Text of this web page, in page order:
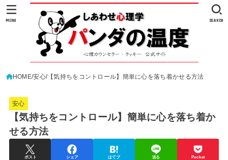
SEARCH
MENU
HOME 安心 【気持ちをコントロール】簡単に心を落ち着かせる方法
安心
【気持ちをコントロール】簡単に心を落ち着か
せる方法
ポスト シェア はてブ 送る Pocket